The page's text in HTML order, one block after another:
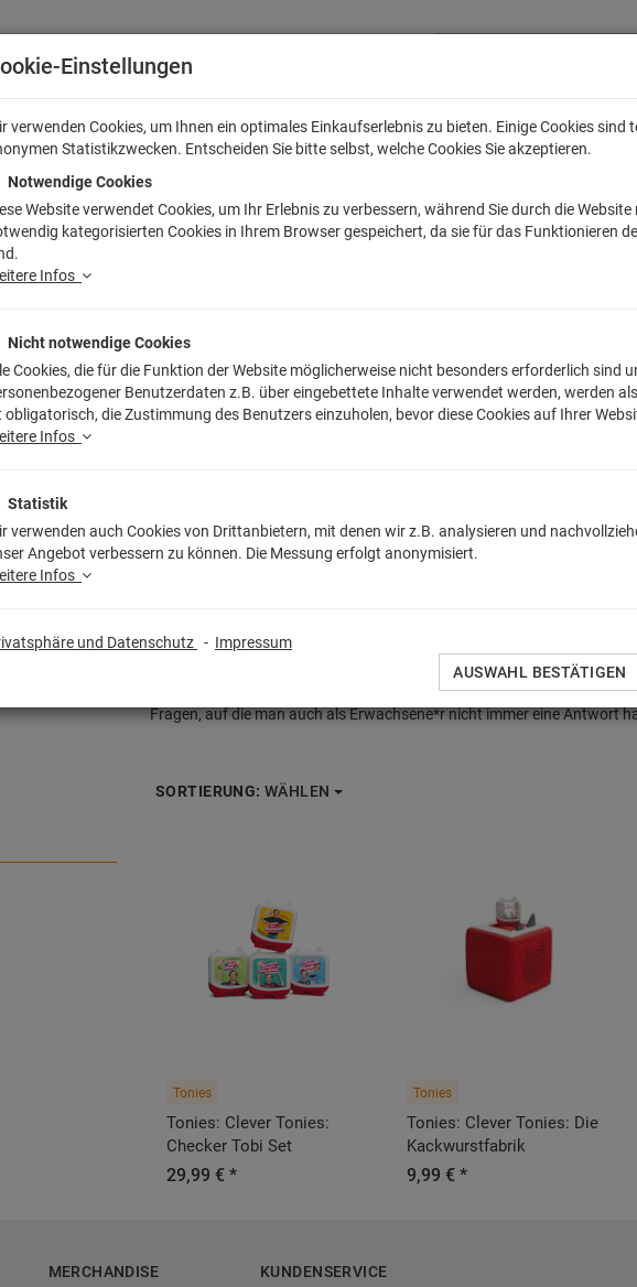
Sammeln & Spielen
Herr der Ringe Disney Star Wars Game of Thrones Marvel DC Comics Die
Bringen euch zum Staunen! Wurdest du heute schon gefragt, wie
Fragen, auf die man auch als Erwachsene*r nicht immer eine Antwort
SORTIERUNG: WÄHLEN
Tonies
Tonies: Clever Tonies:
Checker Tobi Set
29,99 € *
Tonies
Tonies: Clever Tonies: Die
Kackwurstfabrik
9,99 € *
MERCHANDISE
KUNDENSERVICE
Einstellungen
verwenden Cookies, um Ihnen ein optimales Einkaufserlebnis zu bieten. Einige Cookies sind
Statistikzwecken. Entscheiden Sie bitte selbst, welche Cookies Sie akzeptieren.
Notwendige Cookies
Website verwendet Cookies, um Ihr Erlebnis zu verbessern, während Sie durch die
kategorisierten Cookies in Ihrem Browser gespeichert, da sie für das Funktionieren
Infos
Nicht notwendige Cookies
Cookies, die für die Funktion der Website möglicherweise nicht besonders erforderlich sind
Benutzerdaten z.B. über eingebettete Inhalte verwendet werden, werden
obligatorisch, die Zustimmung des Benutzers einzuholen, bevor diese Cookies auf Ihrer
Infos
Statistik
verwenden auch Cookies von Drittanbietern, mit denen wir z.B. analysieren und
Angebot verbessern zu können. Die Messung erfolgt anonymisiert.
Infos
und Datenschutz - Impressum
AUSWAHL BESTÄTIGEN